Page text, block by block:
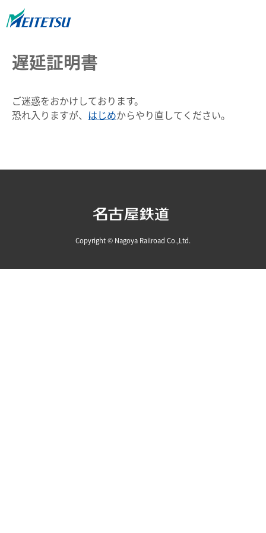
遅延証明書
ご迷惑をおかけしております。
恐れ入りますが、 はじめからやり直してください。
Copyright © Nagoya Railroad Co.,Ltd.